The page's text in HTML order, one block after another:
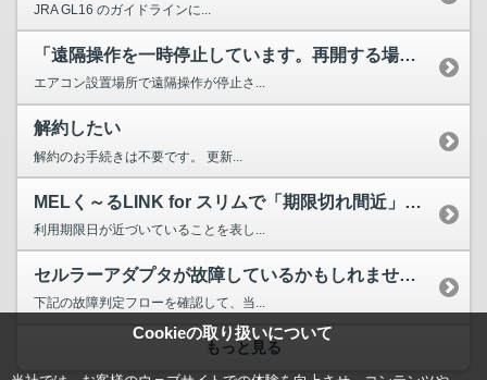
Cookieの取り扱いについて
JRA GL16 のガイドラインに...
「遠隔操作を一時停止しています。再開する場合は、取扱説明書...
エアコン設置場所で遠隔操作が停止さ...
解約したい
解約のお手続きは不要です。 更新...
MELく～るLINK for スリムで「期限切れ間近」と表...
利用期限日が近づいていることを表し...
セルラーアダプタが故障しているかもしれません。
下記の故障判定フローを確認して、当...
もっと見る